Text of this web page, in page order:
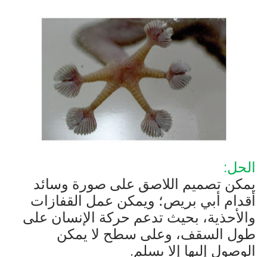
الحل:
يمكن تصميم اللاصق على صورة وسائد
أقدام أبي بريص؛ ويمكن عمل القفازات
والأحذية، بحيث تدعم حركة الإنسان على
طول السقف، وعلى سطح لا يمكن
الوصول إليها إلا بسلم.